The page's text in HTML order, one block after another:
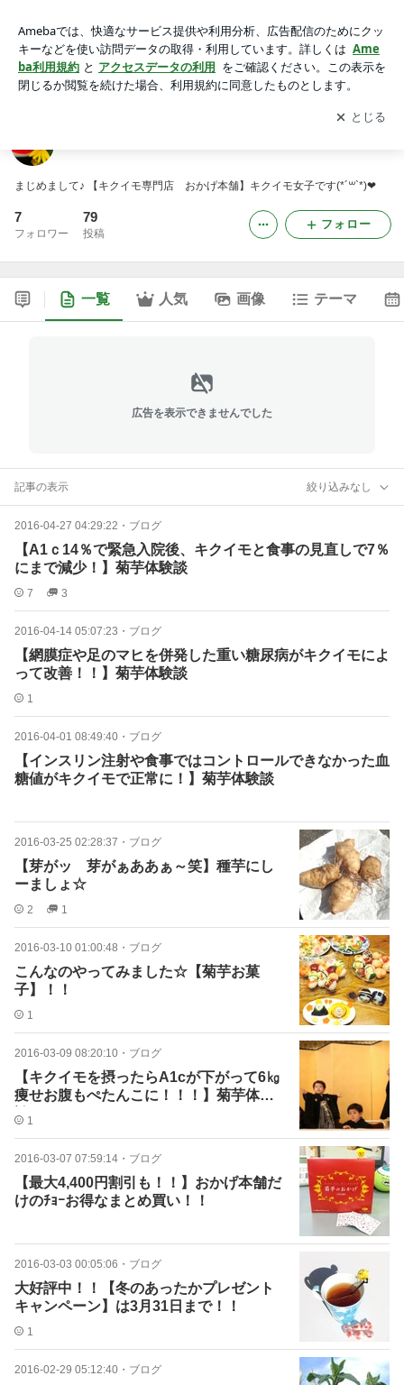
アプリをダウンロードして ブログの更新通知
を受け取りまし
ょう。
開く
まじめまして♪ 【キクイモ専門店 おかげ本舗】キクイモ女子です(*´꒳`*)❤
7
フォロワー
79
投稿
フォロー
一覧 人気 画像 テーマ
広告を表示できませんでした
記事の表示 絞り込みなし
2016-04-27 04:29:22 ・ ブログ
【A1ｃ14％で緊急入院後、キクイモと食事の見直しで7％
にまで減少！】菊芋体験談
7 3
2016-04-14 05:07:23 ・ ブログ
【網膜症や足のマヒを併発した重い糖尿病がキクイモによ
って改善！！】菊芋体験談
1
2016-04-01 08:49:40 ・ ブログ
【インスリン注射や食事ではコントロールできなかった血
糖値がキクイモで正常に！】菊芋体験談
2016-03-25 02:28:37 ・ ブログ
【芽がッ 芽がぁああぁ～笑】種芋にし
ーましょ☆
2 1
2016-03-10 01:00:48 ・ ブログ
こんなのやってみました☆【菊芋お菓
子】！！
1
2016-03-09 08:20:10 ・ ブログ
【キクイモを摂ったらA1cが下がって6㎏
痩せお腹もぺたんこに！！！】菊芋体験
談1
2016-03-07 07:59:14 ・ ブログ
【最大4,400円割引も！！】おかげ本舗だ
けのﾁｮｰお得なまとめ買い！！
2016-03-03 00:05:06 ・ ブログ
大好評中！！【冬のあったかプレゼント
キャンペーン】は3月31日まで！！
1
2016-02-29 05:12:40 ・ ブログ